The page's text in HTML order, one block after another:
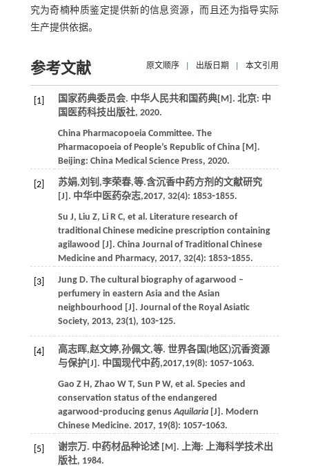
究为奇楠种质鉴定提供新的信息资源，而且还为指导实际
生产提供依据。
参考文献 原文顺序 出版日期 本文引用
[1] 国家药典委员会. 中华人民共和国药典[M]. 北京: 中
国医药科技出版社, 2020.
China Pharmacopoeia Committee. The
Pharmacopoeia of People’s Republic of China[M].
Beijing: China Medical Science Press, 2020.
[2] 苏娟,刘钊,李荣春,等.含沉香中药方剂的文献研究
[J]. 中华中医药杂志,2017, 32(4): 1853⁃1855.
Su J, Liu Z, Li R C, et al. Literature research of
traditional Chinese medicine prescription containing
agilawood [J]. China Journal of Traditional Chinese
Medicine and Pharmacy, 2017, 32(4): 1853⁃1855.
[3] Jung D. The cultural biography of agarwood –
perfumery in eastern Asia and the Asian
neighbourhood [J]. Journal of the Royal Asiatic
Society, 2013, 23(1), 103⁃125.
[4] 高志晖,赵文婷,孙佩文,等. 世界各国(地区)沉香资源
与保护[J]. 中国现代中药,2017,19(8): 1057⁃1063.
Gao Z H, Zhao W T, Sun P W, et al. Species and
conservation status of the endangered
agarwood⁃producing genusAquilaria[J]. Modern
Chinese Medicine. 2017, 19(8): 1057⁃1063.
[5] 谢宗万. 中药材品种论述[M]. 上海: 上海科学技术出
版社, 1984.